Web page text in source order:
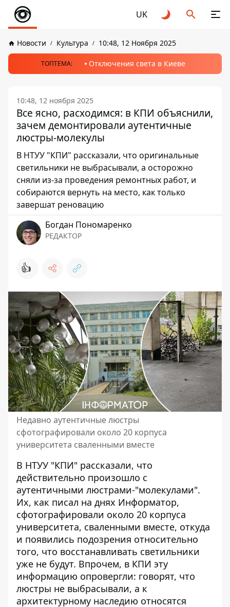
UK
Новости Культура 10:48, 12 Ноября 2025
ТОПТЕМА: Отключения света в Киеве
10:48, 12 ноября 2025
Все ясно, расходимся: в КПИ объяснили,
зачем демонтировали аутентичные
люстры-молекулы
В НТУУ "КПИ" рассказали, что оригинальные
светильники не выбрасывали, а осторожно
сняли из-за проведения ремонтных работ, и
собираются вернуть на место, как только
завершат реновацию
Богдан Пономаренко
РЕДАКТОР
👍
Недавно аутентичные люстры
сфотографировали около 20 корпуса
университета сваленными вместе
В НТУУ "КПИ" рассказали, что
действительно произошло с
аутентичными люстрами-"молекулами".
Их, как писал на днях Информатор,
сфотографировали около 20 корпуса
университета, сваленными вместе, откуда
и появились подозрения относительно
того, что восстанавливать светильники
уже не будут. Впрочем, в КПИ эту
информацию опровергли: говорят, что
люстры не выбрасывали, а к
архитектурному наследию относятся